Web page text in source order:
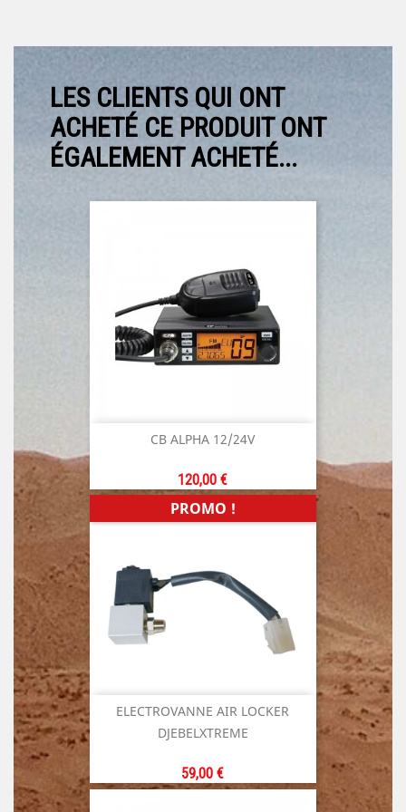
LES CLIENTS QUI ONT
ACHETÉ CE PRODUIT ONT
ÉGALEMENT ACHETÉ...
CB ALPHA 12/24V
Prix
120,00 €
ELECTROVANNE AIR LOCKER
DJEBELXTREME
Prix
59,00 €
PROMO !